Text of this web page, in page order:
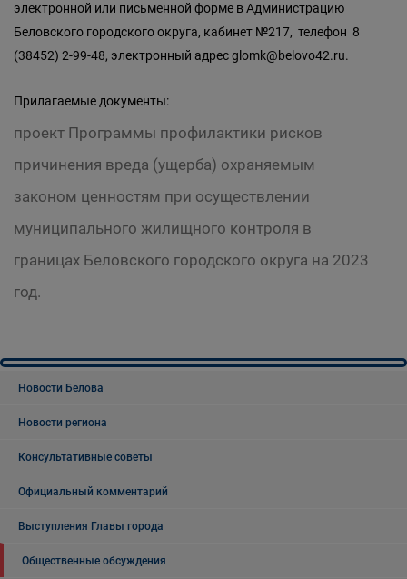
электронной или письменной форме в Администрацию
Беловского городского округа, кабинет №217, телефон 8
(38452) 2-99-48, электронный адрес glomk@belovo42.ru.
Прилагаемые документы:
проект Программы профилактики рисков
причинения вреда (ущерба) охраняемым
законом ценностям при осуществлении
муниципального жилищного контроля в
границах Беловского городского округа на 2023
год.
Новости Белова
Новости региона
Консультативные советы
Официальный комментарий
Выступления Главы города
Общественные обсуждения